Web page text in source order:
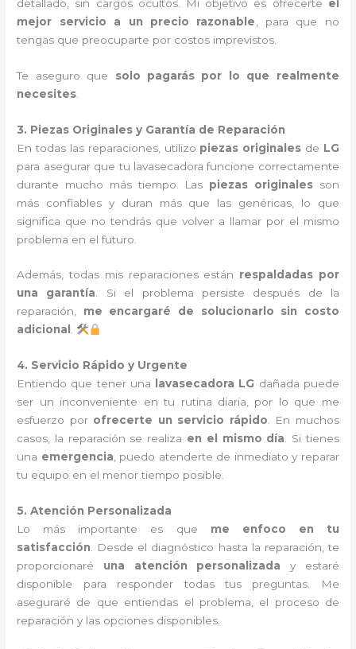
detallado, sin cargos ocultos. Mi objetivo es ofrecerte el
mejor servicio a un precio razonable , para que no
tengas que preocuparte por costos imprevistos.
Te aseguro que solo pagarás por lo que realmente
necesites
3. Piezas Originales y Garantía de Reparación
En todas las reparaciones, utilizo piezas originales de LG
para asegurar que tu lavasecadora funcione correctamente
durante mucho más tiempo. Las piezas originales son
más confiables y duran más que las genéricas, lo que
significa que no tendrás que volver a llamar por el mismo
problema en el futuro.
Además, todas mis reparaciones están respaldadas por
una garantía. Si el problema persiste después de la
reparación, me encargaré de solucionarlo sin costo
adicional .
4. Servicio Rápido y Urgente
Entiendo que tener una
lavasecadora LG dañada puede
ser un inconveniente en tu rutina diaria, por lo que me
esfuerzo por ofrecerte un servicio rápido. En muchos
casos, la reparación se realiza en el mismo día. Si tienes
una emergencia, puedo atenderte de inmediato y reparar
tu equipo en el menor tiempo posible.
5. Atención Personalizada
Lo más importante es que me enfoco en tu
satisfacción . Desde el diagnóstico hasta la reparación, te
proporcionaré una atención personalizada y estaré
disponible para responder todas tus preguntas. Me
aseguraré de que entiendas el problema, el proceso de
reparación y las opciones disponibles.